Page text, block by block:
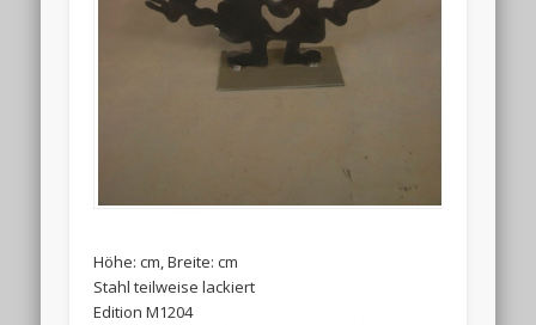
Höhe: cm, Breite: cm
Stahl teilweise lackiert
Edition M1204